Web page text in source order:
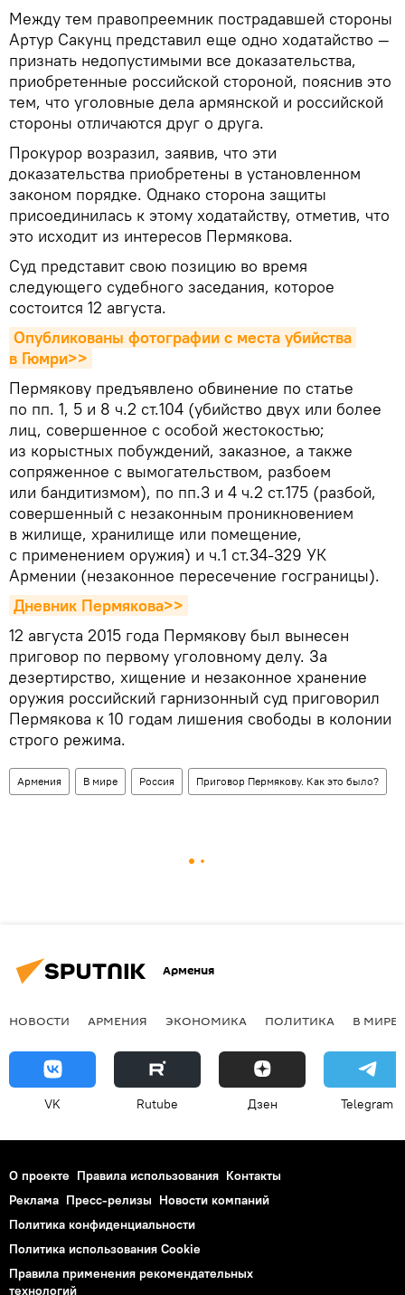
Между тем правопреемник пострадавшей стороны
Артур Сакунц представил еще одно ходатайство —
признать недопустимыми все доказательства,
приобретенные российской стороной, пояснив это
тем, что уголовные дела армянской и российской
стороны отличаются друг о друга.
Прокурор возразил, заявив, что эти
доказательства приобретены в установленном
законом порядке. Однако сторона защиты
присоединилась к этому ходатайству, отметив, что
это исходит из интересов Пермякова.
Суд представит свою позицию во время
следующего судебного заседания, которое
состоится 12 августа.
Опубликованы фотографии с места убийства
в Гюмри>>
Пермякову предъявлено обвинение по статье
по пп. 1, 5 и 8 ч.2 ст.104 (убийство двух или более
лиц, совершенное с особой жестокостью;
из корыстных побуждений, заказное, а также
сопряженное с вымогательством, разбоем
или бандитизмом), по пп.3 и 4 ч.2 ст.175 (разбой,
совершенный с незаконным проникновением
в жилище, хранилище или помещение,
с применением оружия) и ч.1 ст.34-329 УК
Армении (незаконное пересечение госграницы).
Дневник Пермякова>>
12 августа 2015 года Пермякову был вынесен
приговор по первому уголовному делу. За
дезертирство, хищение и незаконное хранение
оружия российский гарнизонный суд приговорил
Пермякова к 10 годам лишения свободы в колонии
строго режима.
Армения В мире Россия Приговор Пермякову. Как это было?
Армения
НОВОСТИ АРМЕНИЯ ЭКОНОМИКА ПОЛИТИКА В МИРЕ
VK Rutube Дзен Telegram
О проекте Правила использования Контакты
Реклама Пресс-релизы Новости компаний
Политика конфиденциальности
Политика использования Cookie
Правила применения рекомендательных
технологий